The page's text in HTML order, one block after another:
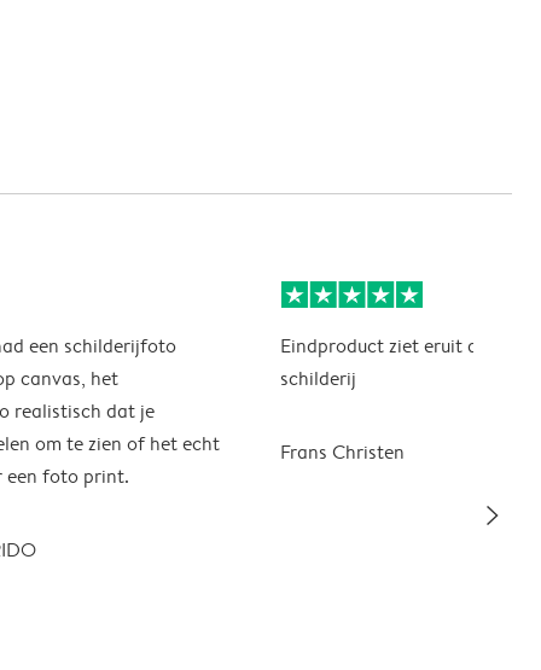
een schilderijfoto
canvas, het
realistisch dat je
om te zien of het echt
een foto print.
Eindproduct ziet eruit als een
schilderij
Frans Christen
slim_arrow_right